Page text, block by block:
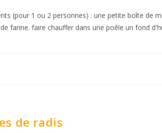
(pour 1 ou 2 personnes) : une petite boîte de
farine. faire chauffer dans une poêle un fond
de radis